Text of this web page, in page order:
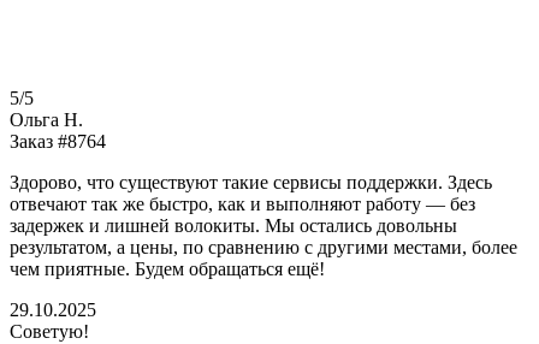
5/5
Ольга Н.
Заказ #8764
Здорово, что существуют такие сервисы поддержки. Здесь
отвечают так же быстро, как и выполняют работу — без
задержек и лишней волокиты. Мы остались довольны
результатом, а цены, по сравнению с другими местами, более
чем приятные. Будем обращаться ещё!
29.10.2025
Советую!